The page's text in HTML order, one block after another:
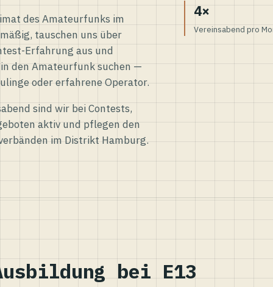
des Amateurfunks im
tauschen uns über
Erfahrung aus und
den Amateurfunk suchen —
oder erfahrene Operator.
sind wir bei Contests,
aktiv und pflegen den
im Distrikt Hamburg.
4×
Vereinsabend pro
bei E13